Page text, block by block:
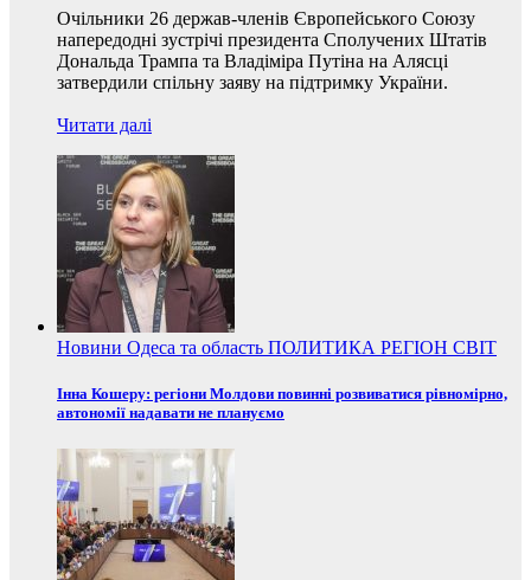
Очільники 26 держав-членів Європейського Союзу
напередодні зустрічі президента Сполучених Штатів
Дональда Трампа та Владіміра Путіна на Алясці
затвердили спільну заяву на підтримку України.
Читати далі
Новини Одеса та область ПОЛИТИКА РЕГІОН СВІТ
Інна Кошеру: регіони Молдови повинні розвиватися рівномірно,
автономії надавати не плануємо